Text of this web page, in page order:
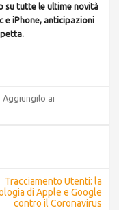
su tutte le ultime novità
e iPhone, anticipazioni
. Aggiungilo ai
Tracciamento Utenti: la
di Apple e Google
contro il Coronavirus